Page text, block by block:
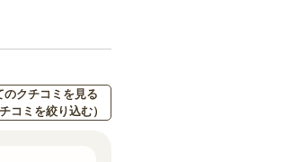
のクチコミを見る
チコミを絞り込む）